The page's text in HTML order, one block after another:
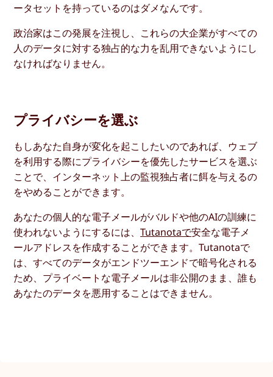
ータセットを持っているのはダメなんです。
政治家はこの発展を注視し、これらの大企業がすべての
人のデータに対する独占的な力を乱用できないようにし
なければなりません。
プライバシーを選ぶ
もしあなた自身が変化を起こしたいのであれば、ウェブ
を利用する際にプライバシーを優先したサービスを選ぶ
ことで、インターネット上の監視独占者に餌を与えるの
をやめることができます。
あなたの個人的な電子メールがバルドや他のAIの訓練に
使われないようにするには、Tutanotaで安全な電子メ
ールアドレスを作成することができます。Tutanotaで
は、すべてのデータがエンドツーエンドで暗号化される
ため、プライベートな電子メールは非公開のまま、誰も
あなたのデータを悪用することはできません。